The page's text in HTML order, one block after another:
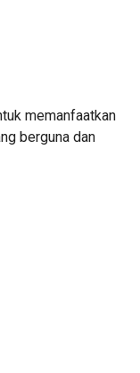
memanfaatkan
berguna dan